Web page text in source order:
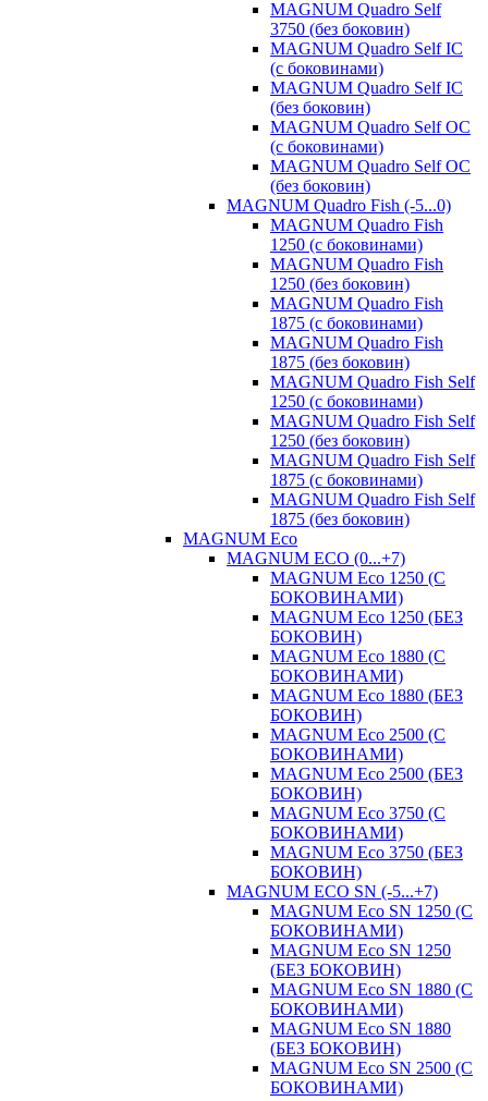
MAGNUM Quadro Self
3750 (без боковин)
MAGNUM Quadro Self IC
(с боковинами)
MAGNUM Quadro Self IC
(без боковин)
MAGNUM Quadro Self OC
(с боковинами)
MAGNUM Quadro Self OC
(без боковин)
MAGNUM Quadro Fish (-5...0)
MAGNUM Quadro Fish
1250 (с боковинами)
MAGNUM Quadro Fish
1250 (без боковин)
MAGNUM Quadro Fish
1875 (с боковинами)
MAGNUM Quadro Fish
1875 (без боковин)
MAGNUM Quadro Fish Self
1250 (с боковинами)
MAGNUM Quadro Fish Self
1250 (без боковин)
MAGNUM Quadro Fish Self
1875 (с боковинами)
MAGNUM Quadro Fish Self
1875 (без боковин)
MAGNUM Eco
MAGNUM ECO (0...+7)
MAGNUM Eco 1250 (С
БОКОВИНАМИ)
MAGNUM Eco 1250 (БЕЗ
БОКОВИН)
MAGNUM Eco 1880 (С
БОКОВИНАМИ)
MAGNUM Eco 1880 (БЕЗ
БОКОВИН)
MAGNUM Eco 2500 (С
БОКОВИНАМИ)
MAGNUM Eco 2500 (БЕЗ
БОКОВИН)
MAGNUM Eco 3750 (С
БОКОВИНАМИ)
MAGNUM Eco 3750 (БЕЗ
БОКОВИН)
MAGNUM ECO SN (-5...+7)
MAGNUM Eco SN 1250 (С
БОКОВИНАМИ)
MAGNUM Eco SN 1250
(БЕЗ БОКОВИН)
MAGNUM Eco SN 1880 (С
БОКОВИНАМИ)
MAGNUM Eco SN 1880
(БЕЗ БОКОВИН)
MAGNUM Eco SN 2500 (С
БОКОВИНАМИ)